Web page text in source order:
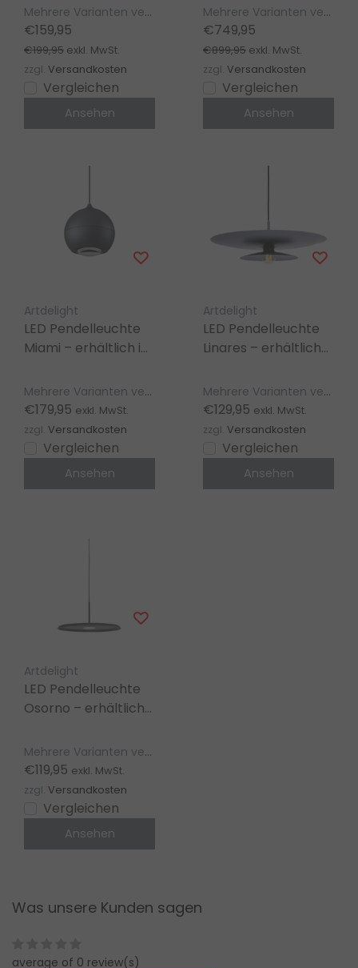
Mehrere Varianten verfügbar
€159,95
€199,95 exkl. MwSt.
zzgl. Versandkosten
Vergleichen
Ansehen
Champagne/Kaffee
oder
Schwarz/Smoke
Mehrere Varianten verfügbar
€749,95
€899,95 exkl. MwSt.
zzgl. Versandkosten
Vergleichen
Ansehen
Artdelight
LED Pendelleuchte
Miami – erhältlich in
Champagne, Warm
Gold, Weiß und
Schwarz
Mehrere Varianten verfügbar
€179,95 exkl. MwSt.
zzgl. Versandkosten
Vergleichen
Ansehen
Artdelight
LED Pendelleuchte
Linares – erhältlich
und Schwarz
Mehrere Varianten verfügbar
€129,95 exkl. MwSt.
zzgl. Versandkosten
Vergleichen
Ansehen
Artdelight
LED Pendelleuchte
Osorno – erhältlich
und Schwarz
Mehrere Varianten verfügbar
€119,95 exkl. MwSt.
zzgl. Versandkosten
Vergleichen
Ansehen
Was unsere Kunden sagen
average of 0 review(s)